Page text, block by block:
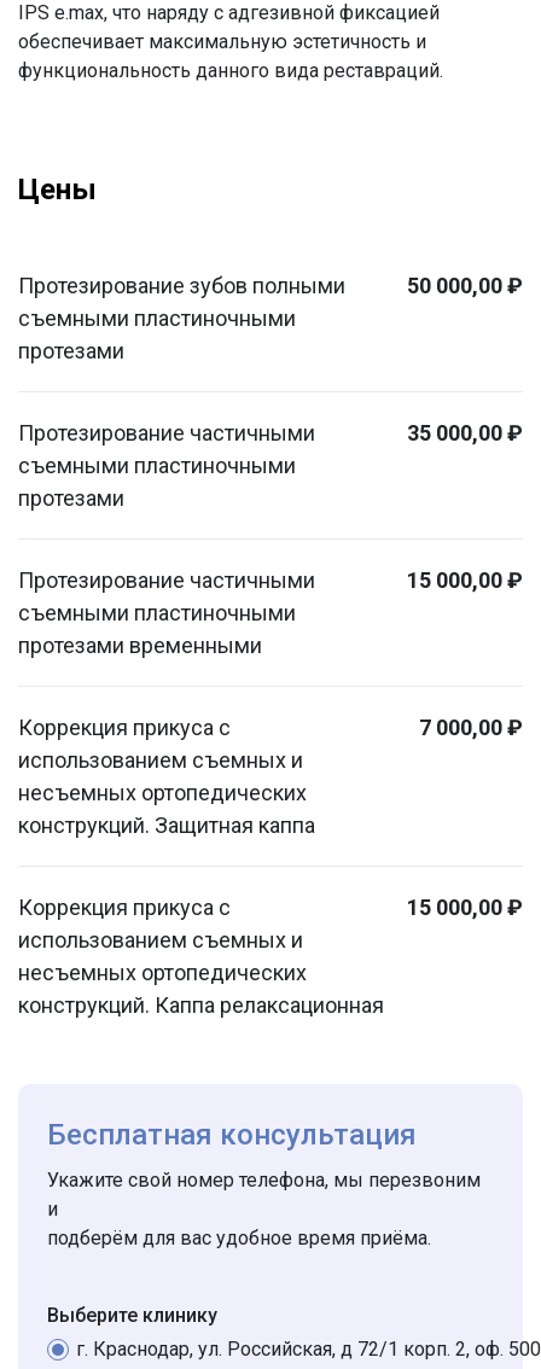
IPS e.max, что наряду с адгезивной фиксацией
обеспечивает максимальную эстетичность и
функциональность данного вида реставраций.
Цены
Протезирование зубов полными
съемными пластиночными
протезами
50 000,00 ₽
Протезирование частичными
съемными пластиночными
протезами
35 000,00 ₽
Протезирование частичными
съемными пластиночными
протезами временными
15 000,00 ₽
Коррекция прикуса с
использованием съемных и
несъемных ортопедических
конструкций. Защитная каппа
7 000,00 ₽
Коррекция прикуса с
использованием съемных и
несъемных ортопедических
конструкций. Каппа релаксационная
15 000,00 ₽
Бесплатная консультация
Укажите свой номер телефона, мы перезвоним
и
подберём для вас удобное время приёма.
Выберите клинику
г. Краснодар, ул. Российская, д 72/1 корп. 2, оф. 500